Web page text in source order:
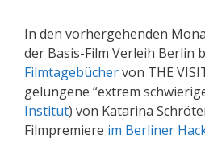
In den vorhergehenden
der Basis-Film Verleih Berlin
Filmtagebüchervon THE
gelungene “extrem
Institut) von Katarina
Filmpremiere im Berliner